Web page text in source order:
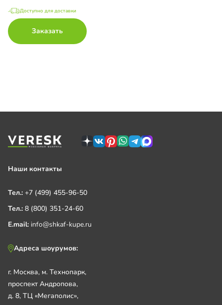
Доступно для доставки
Заказать
Наши контакты
Тел.: +7 (499) 455-96-50
Тел.: 8 (800) 351-24-60
E.mail: info@shkaf-kupe.ru
Адреса шоурумов:
г. Москва, м. Технопарк,
проспект Андропова,
д. 8, ТЦ «Мегаполис»,